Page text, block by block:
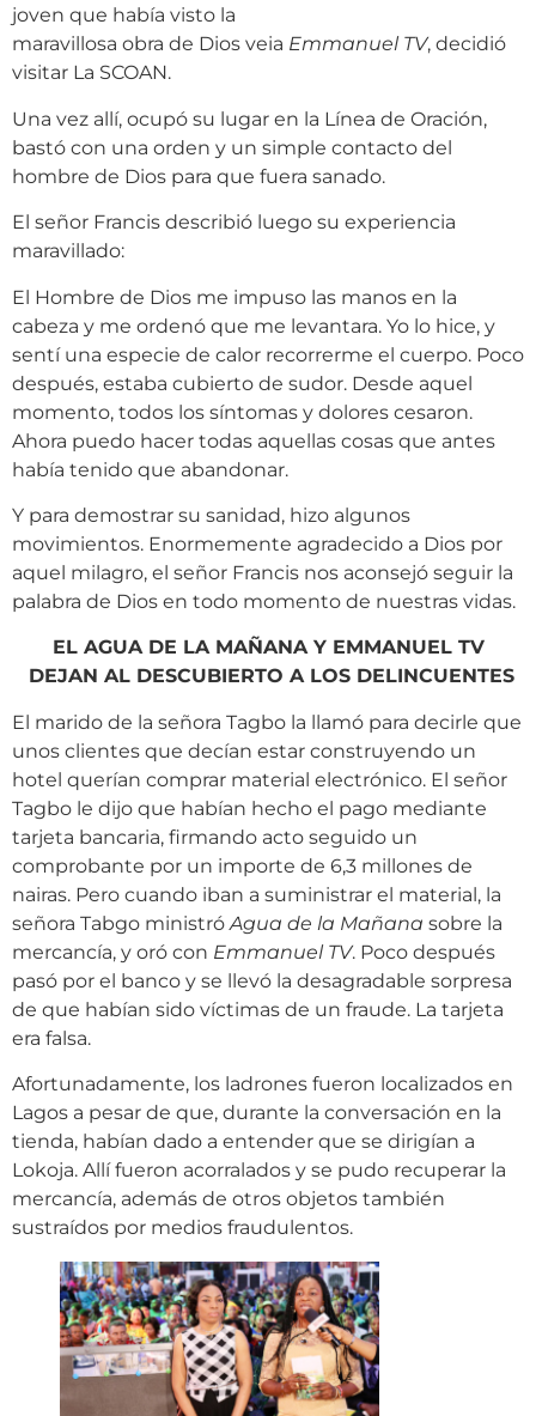
joven que había visto la
maravillosa obra de Dios veia Emmanuel TV, decidió
visitar La SCOAN.
Una vez allí, ocupó su lugar en la Línea de Oración,
bastó con una orden y un simple contacto del
hombre de Dios para que fuera sanado.
El señor Francis describió luego su experiencia
maravillado:
El Hombre de Dios me impuso las manos en la
cabeza y me ordenó que me levantara. Yo lo hice, y
sentí una especie de calor recorrerme el cuerpo. Poco
después, estaba cubierto de sudor. Desde aquel
momento, todos los síntomas y dolores cesaron.
Ahora puedo hacer todas aquellas cosas que antes
había tenido que abandonar.
Y para demostrar su sanidad, hizo algunos
movimientos. Enormemente agradecido a Dios por
aquel milagro, el señor Francis nos aconsejó seguir la
palabra de Dios en todo momento de nuestras vidas.
EL AGUA DE LA MAÑANA Y EMMANUEL TV
DEJAN AL DESCUBIERTO A LOS DELINCUENTES
El marido de la señora Tagbo la llamó para decirle que
unos clientes que decían estar construyendo un
hotel querían comprar material electrónico. El señor
Tagbo le dijo que habían hecho el pago mediante
tarjeta bancaria, firmando acto seguido un
comprobante por un importe de 6,3 millones de
nairas. Pero cuando iban a suministrar el material, la
señora Tabgo ministró Agua de la Mañana sobre la
mercancía, y oró con Emmanuel TV. Poco después
pasó por el banco y se llevó la desagradable sorpresa
de que habían sido víctimas de un fraude. La tarjeta
era falsa.
Afortunadamente, los ladrones fueron localizados en
Lagos a pesar de que, durante la conversación en la
tienda, habían dado a entender que se dirigían a
Lokoja. Allí fueron acorralados y se pudo recuperar la
mercancía, además de otros objetos también
sustraídos por medios fraudulentos.